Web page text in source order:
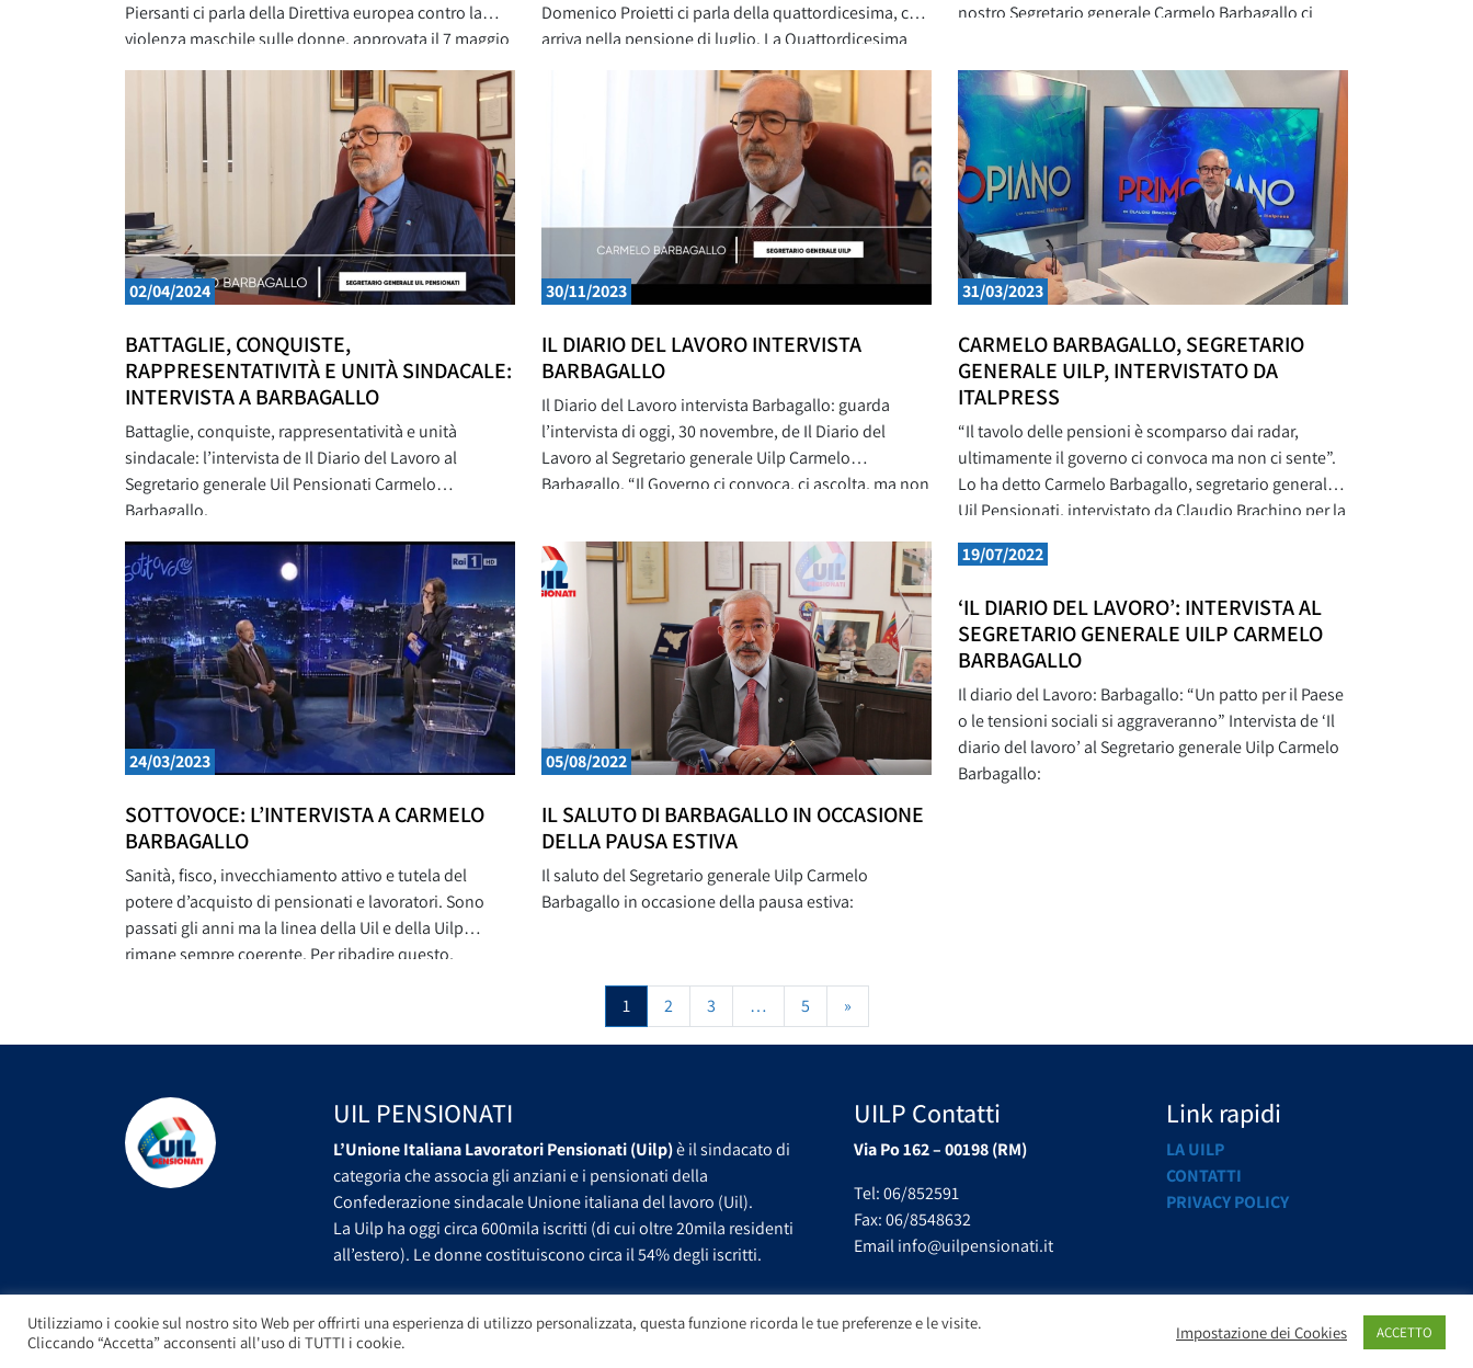
Piersanti ci parla della Direttiva europea contro la
violenza maschile sulle donne, approvata il 7 maggio
scorso. Questa Direttiva adottata dal Parlamento
europeo e dal Consiglio dell’Unione europea e frutto
di un lungo e travagliato iter, fornisce un quadro
Domenico Proietti ci parla della quattordicesima, che
arriva nella pensione di luglio. La Quattordicesima
2024, a chi spetta? La Quattordicesima spetta alle
pensionate e ai pensionati titolari di pensioni
previdenziali che abbiano compiuto 64 anni di età e il
nostro Segretario generale Carmelo Barbagallo ci
Servizio civile anziani attivi “Le pensionate e i
pensionati, che
02/04/2024
BATTAGLIE, CONQUISTE,
RAPPRESENTATIVITÀ E UNITÀ SINDACALE:
INTERVISTA A BARBAGALLO
Battaglie, conquiste, rappresentatività e unità
sindacale: l’intervista de Il Diario del Lavoro al
Segretario generale Uil Pensionati Carmelo
Barbagallo.
30/11/2023
IL DIARIO DEL LAVORO INTERVISTA
BARBAGALLO
Il Diario del Lavoro intervista Barbagallo: guarda
l’intervista di oggi, 30 novembre, de Il Diario del
Lavoro al Segretario generale Uilp Carmelo
Barbagallo. “Il Governo ci convoca, ci ascolta, ma non
e a sottofinanziare la sanità. Anche per questo
domani saremo in piazza.” “Nella manovra -dichiara
31/03/2023
CARMELO BARBAGALLO, SEGRETARIO
GENERALE UILP, INTERVISTATO DA
ITALPRESS
“Il tavolo delle pensioni è scomparso dai radar,
ultimamente il governo ci convoca ma non ci sente”.
Lo ha detto Carmelo Barbagallo, segretario generale
Uil Pensionati, intervistato da Claudio Brachino per la
Pensioni: “Per superare la legge Fornero bisogna
nessuna
24/03/2023
SOTTOVOCE: L’INTERVISTA A CARMELO
BARBAGALLO
Sanità, fisco, invecchiamento attivo e tutela del
potere d’acquisto di pensionati e lavoratori. Sono
passati gli anni ma la linea della Uil e della Uilp
rimane sempre coerente. Per ribadire questo,
05/08/2022
IL SALUTO DI BARBAGALLO IN OCCASIONE
DELLA PAUSA ESTIVA
Il saluto del Segretario generale Uilp Carmelo
Barbagallo in occasione della pausa estiva:
19/07/2022
‘IL DIARIO DEL LAVORO’: INTERVISTA AL
SEGRETARIO GENERALE UILP CARMELO
BARBAGALLO
Il diario del Lavoro: Barbagallo: “Un patto per il Paese
o le tensioni sociali si aggraveranno” Intervista de ‘Il
diario del lavoro’ al Segretario generale Uilp Carmelo
Barbagallo:
Navigazione degli articoli
1 2 3 … 5 »
UIL PENSIONATI
L’Unione Italiana Lavoratori Pensionati (Uilp)è il sindacato di
categoria che associa gli anziani e i pensionati della
Confederazione sindacale Unione italiana del lavoro (Uil).
La Uilp ha oggi circa 600mila iscritti (di cui oltre 20mila residenti
all’estero). Le donne costituiscono circa il 54% degli iscritti.
UILP Contatti
Via Po 162 – 00198 (RM)
Tel: 06/852591
Fax: 06/8548632
Email info@uilpensionati.it
Link rapidi
LA UILP
CONTATTI
PRIVACY POLICY
Utilizziamo i cookie sul nostro sito Web per offrirti una esperienza di utilizzo personalizzata, questa funzione ricorda le tue preferenze e le visite.
Cliccando “Accetta” acconsenti all'uso di TUTTI i cookie.
Impostazione dei Cookies ACCETTO